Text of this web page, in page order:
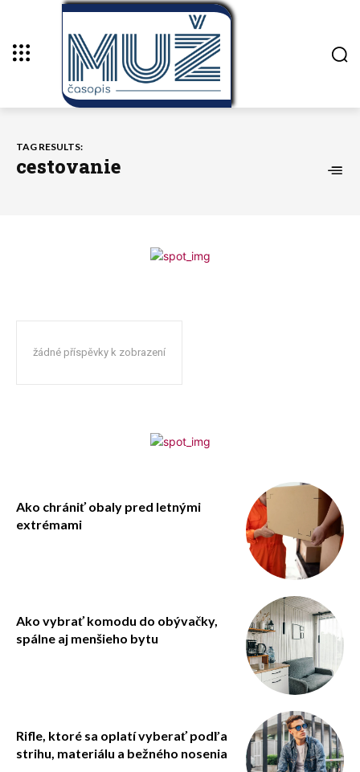
TAG RESULTS:
cestovanie
žádné příspěvky k zobrazení
Ako chrániť obaly pred letnými
extrémami
Ako vybrať komodu do obývačky,
spálne aj menšieho bytu
Rifle, ktoré sa oplatí vyberať podľa
strihu, materiálu a bežného nosenia